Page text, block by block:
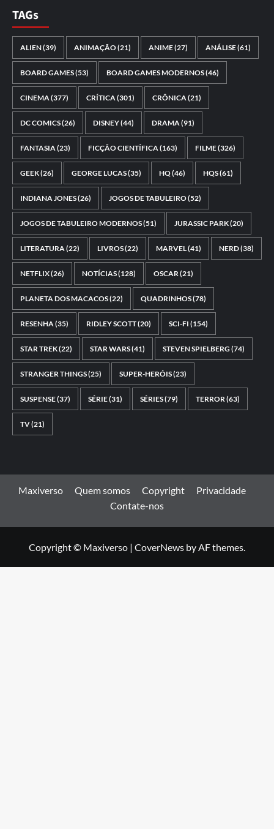
TAGs
ALIEN(39) ANIMAÇÃO(21) ANIME(27) ANÁLISE(61)
BOARD GAMES(53) BOARD GAMES MODERNOS(46)
CINEMA(377) CRÍTICA(301) CRÔNICA(21)
DC COMICS(26) DISNEY(44) DRAMA(91)
FANTASIA(23) FICÇÃO CIENTÍFICA(163) FILME(326)
GEEK(26) GEORGE LUCAS(35) HQ(46) HQS(61)
INDIANA JONES(26) JOGOS DE TABULEIRO(52)
JOGOS DE TABULEIRO MODERNOS(51) JURASSIC PARK(20)
LITERATURA(22) LIVROS(22) MARVEL(41) NERD(38)
NETFLIX(26) NOTÍCIAS(128) OSCAR(21)
PLANETA DOS MACACOS(22) QUADRINHOS(78)
RESENHA(35) RIDLEY SCOTT(20) SCI-FI (154)
STAR TREK(22) STAR WARS(41) STEVEN SPIELBERG (74)
STRANGER THINGS(25) SUPER-HERÓIS(23)
SUSPENSE(37) SÉRIE(31) SÉRIES(79) TERROR(63)
TV(21)
Maxiverso Quem somos Copyright
Privacidade
Contate-nos
Copyright © Maxiverso | CoverNews by AF themes.